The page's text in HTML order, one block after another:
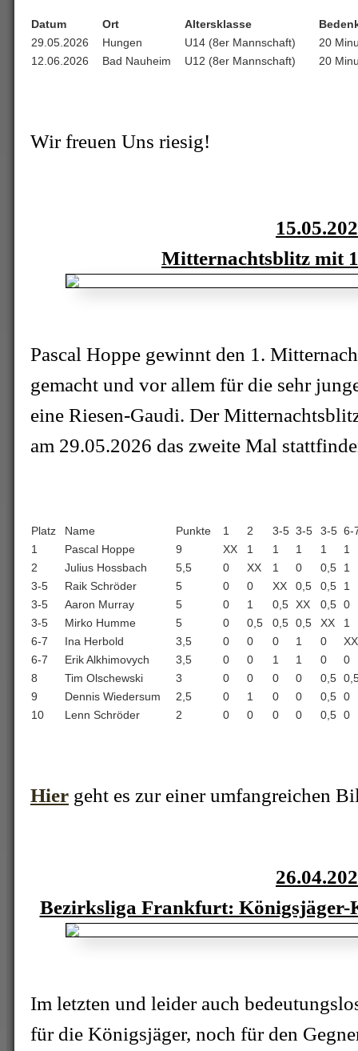
Datum Ort Altersklasse
29.05.2026
Hungen U14 (8er Mannschaft)
20
12.06.2026
Bad Nauheim U12 (8er Mannschaft) 20
Wir freuen Uns riesig!
Mitternachtsblitz mit
Pascal Hoppe gewinnt den 1.
gemacht und vor allem für die sehr
eine Riesen-Gaudi. Der
am 29.05.2026 das zweite Mal
Platz Name Punkte 1 2 3-5 3-5 3-5 6-
1
Pascal Hoppe 9 XX 1 1 1 1
1
2
Julius Hossbach 5,5 0 XX 1 0 0,5
1
3-5
Raik Schröder 5 0 0 XX 0,5 0,5
1
3-5
Aaron Murray 5 0 1 0,5 XX 0,5 0
3-5
Mirko Humme 5 0 0,5 0,5 0,5 XX
1
6-7
Ina Herbold 3,5 0 0 0 1 0
XX
6-7
Erik Alkhimovych 3,5 0 0 1 1 0
0
8
Tim Olschewski 3 0 0 0 0 0,5
9
Dennis Wiedersum 2,5 0 1 0 0 0,5 0
10
Lenn Schröder 2 0 0 0 0 0,5 0
Hier geht es zur einer umfangreichen
Bezirksliga Frankfurt: Königsjäger-
Im letzten und leider auch
für die Königsjäger, noch für den